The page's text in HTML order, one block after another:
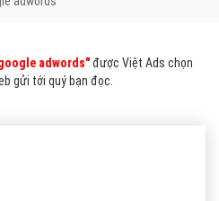
adwords"được Việt Ads chọn
gửi tới quý bạn đọc.